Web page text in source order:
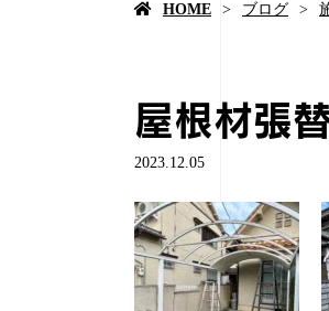
HOME ブログ
屋根材張
2023.12.05